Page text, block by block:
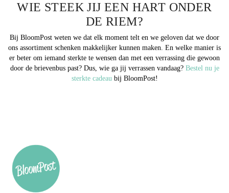
WIE STEEK JIJ EEN HART ONDER
DE RIEM?
Bij BloomPost weten we dat elk moment telt en we geloven dat we door
ons assortiment schenken makkelijker kunnen maken. En welke manier is
er beter om iemand sterkte te wensen dan met een verrassing die gewoon
door de brievenbus past? Dus, wie ga jij verrassen vandaag? Bestel nu je
sterkte cadeaubij BloomPost!